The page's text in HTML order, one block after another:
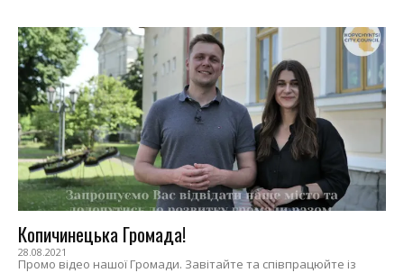
Копичинецька Громада!
28.08.2021
Промо відео нашої Громади. Завітайте та співпрацюйте із